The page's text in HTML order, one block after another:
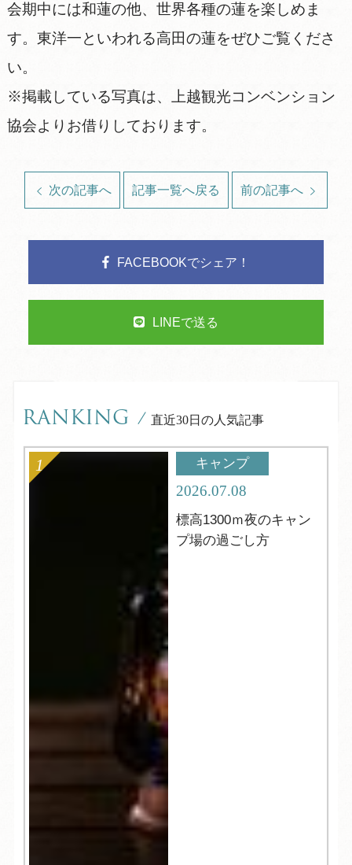
会期中には和蓮の他、世界各種の蓮を楽しめま
す。東洋一といわれる高田の蓮をぜひご覧くださ
い。
※掲載している写真は、上越観光コンベンション
協会よりお借りしております。
次の記事へ 記事一覧へ戻る 前の記事へ
FACEBOOKでシェア！
LINEで送る
RANKING / 直近30日の人気記事
キャンプ
2026.07.08
標高1300ｍ夜のキャン
プ場の過ごし方